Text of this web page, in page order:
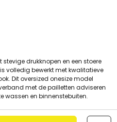
stevige drukknopen en een stoere
volledig bewerkt met kwalitatieve
Dit oversized onesize model
met de pailletten adviseren
wassen en binnenstebuiten.